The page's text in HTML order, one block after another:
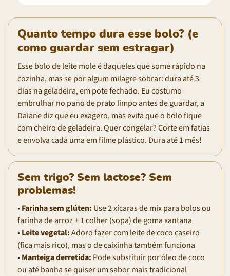
Quanto tempo dura esse bolo? (e
como guardar sem estragar)
Esse bolo de leite mole é daqueles que some rápido na
cozinha, mas se por algum milagre sobrar: dura até 3
dias na geladeira, em pote fechado. Eu costumo
embrulhar no pano de prato limpo antes de guardar, a
Daiane diz que eu exagero, mas evita que o bolo fique
com cheiro de geladeira. Quer congelar? Corte em fatias
e envolva cada uma em filme plástico. Dura até 1 mês!
Sem trigo? Sem lactose? Sem
problemas!
•Farinha sem glúten: Use 2 xícaras de mix para bolos ou
farinha de arroz + 1 colher (sopa) de goma xantana
•Leite vegetal:Adoro fazer com leite de coco caseiro
(fica mais rico), mas o de caixinha também funciona
•Manteiga derretida: Pode substituir por óleo de coco
ou até banha se quiser um sabor mais tradicional